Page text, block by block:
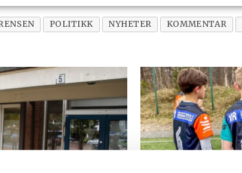
POLITIKK NYHETER KOMMENTAR